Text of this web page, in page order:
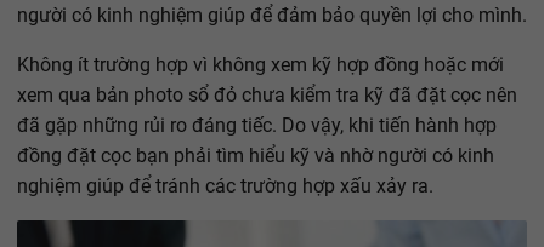
người có kinh nghiệm giúp để đảm bảo quyền lợi cho mình.
Không ít trường hợp vì không xem kỹ hợp đồng hoặc mới
xem qua bản photo sổ đỏ chưa kiểm tra kỹ đã đặt cọc nên
đã gặp những rủi ro đáng tiếc. Do vậy, khi tiến hành hợp
đồng đặt cọc bạn phải tìm hiểu kỹ và nhờ người có kinh
nghiệm giúp để tránh các trường hợp xấu xảy ra.